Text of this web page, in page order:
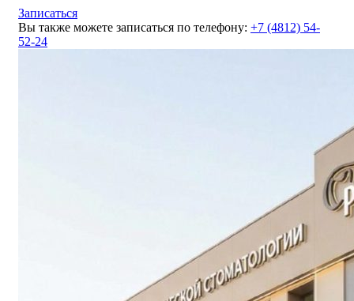
Записаться
Вы также можете записаться по телефону: +7 (4812) 54-
52-24